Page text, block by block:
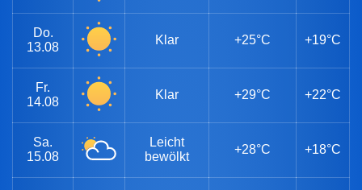
Do.
13.08
Klar +25°C +19°C
Fr.
14.08
Klar +29°C +22°C
Sa.
15.08
Leicht
bewölkt
+28°C +18°C